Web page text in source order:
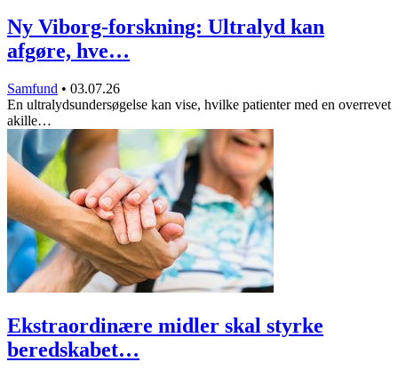
Ny Viborg-forskning: Ultralyd kan
afgøre, hve…
Samfund • 03.07.26
En ultralydsundersøgelse kan vise, hvilke patienter med en overrevet
akille…
Ekstraordinære midler skal styrke
beredskabet…